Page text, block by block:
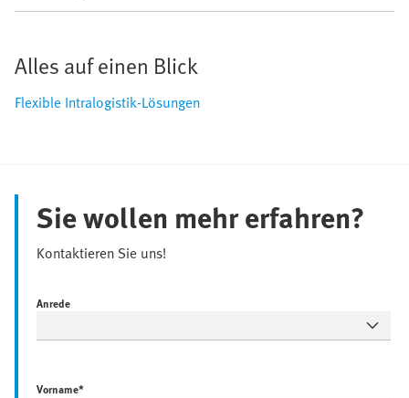
Alles auf einen Blick
Flexible Intralogistik-Lösungen
Sie wollen mehr erfahren?
Kontaktieren Sie uns!
Anrede
Vorname*